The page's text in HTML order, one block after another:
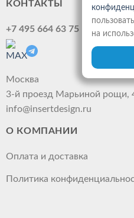
КОНТАКТЫ
+7 495 664 63 75
Москва
3-й проезд Марьиной рощи,
info@insertdesign.ru
О КОМПАНИИ
Оплата и доставка
Политика
на